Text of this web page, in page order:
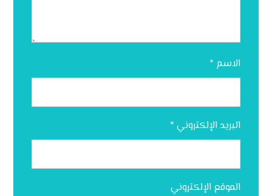
الاسم *
البريد الإلكتروني *
الموقع الإلكتروني